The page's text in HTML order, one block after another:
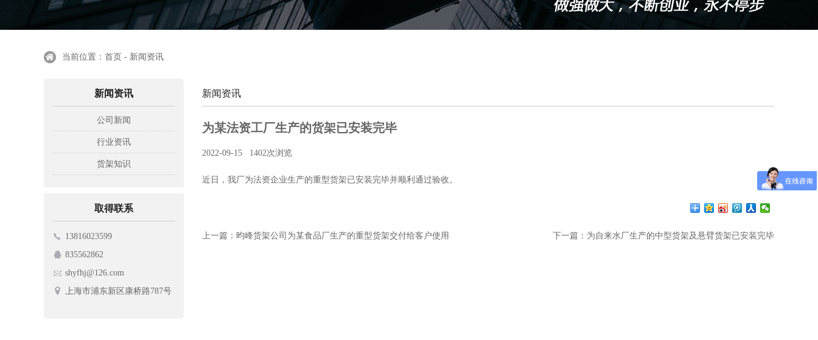
当前位置：首页 - 新闻资讯
新闻资讯
公司新闻
行业资讯
货架知识
取得联系
13816023599
835562862
shyfhj@126.com
上海市浦东新区康桥路787号
新闻资讯
为某法资工厂生产的货架已安装完毕
2022-09-15 1402次浏览
近日，我厂为法资企业生产的重型货架已安装完毕并顺利通过验收。
上一篇：昀峰货架公司为某食品厂生产的重型货架交付给客户使用 下一篇：为自来水厂生产的中型货架及悬臂货架已安装完毕